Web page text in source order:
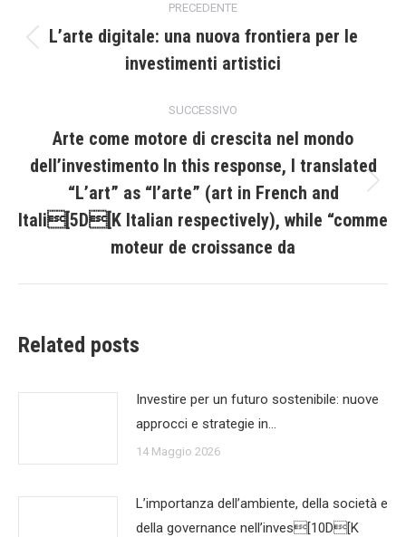
tra
PRECEDENTE
precedente:
L’arte digitale: una nuova frontiera per le
investimenti artistici
SUCCESSIVO
Prossimo
post:
Arte come motore di crescita nel mondo
dell’investimento In this response, I translated
“L’art” as “l’arte” (art in French and
Itali[5D[K Italian respectively), while “comme
moteur de croissance da
Related posts
Investire per un futuro sostenibile: nuove
approcci e strategie in…
14 Maggio 2026
L’importanza dell’ambiente, della società e
della governance nell’inves[10D[K